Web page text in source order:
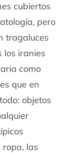
cubiertos
pero
tragaluces
los iranies
como
que en
objetos
ropa, las